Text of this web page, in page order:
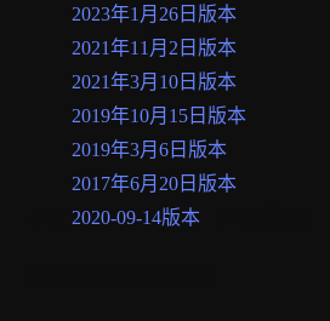
2023年1月26日版本
2021年11月2日版本
2021年3月10日版本
2019年10月15日版本
2019年3月6日版本
2017年6月20日版本
2020-09-14版本